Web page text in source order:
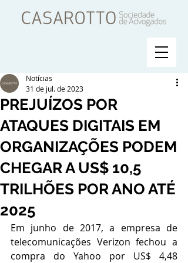
PREJUÍZOS POR
ATAQUES DIGITAIS EM
ORGANIZAÇÕES PODEM
CHEGAR A US$ 10,5
TRILHÕES POR ANO ATÉ
2025
Notícias
31 de jul. de 2023
Em junho de 2017, a empresa de
telecomunicações Verizon fechou a
compra do Yahoo por US$ 4,48